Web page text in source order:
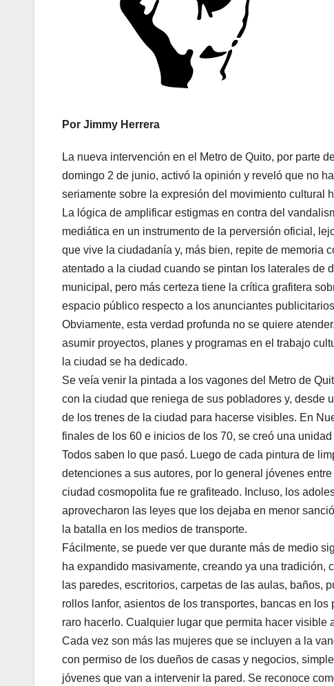
Por Jimmy Herrera
La nueva intervención en el Metro de Quito, por parte
domingo 2 de junio, activó la opinión y reveló que no
seriamente sobre la expresión del movimiento cultural
La lógica de amplificar estigmas en contra del
mediática en un instrumento de la perversión oficial,
que vive la ciudadanía y, más bien, repite de memoria
atentado a la ciudad cuando se pintan los laterales de
municipal, pero más certeza tiene la crítica grafitera
espacio público respecto a los anunciantes
Obviamente, esta verdad profunda no se quiere
asumir proyectos, planes y programas en el trabajo
la ciudad se ha dedicado.
Se veía venir la pintada a los vagones del Metro de
con la ciudad que reniega de sus pobladores y, desde
de los trenes de la ciudad para hacerse visibles. En
finales de los 60 e inicios de los 70, se creó una
Todos saben lo que pasó. Luego de cada pintura de
detenciones a sus autores, por lo general jóvenes
ciudad cosmopolita fue re grafiteado. Incluso, los
aprovecharon las leyes que los dejaba en menor
la batalla en los medios de transporte.
Fácilmente, se puede ver que durante más de medio
ha expandido masivamente, creando ya una tradición,
las paredes, escritorios, carpetas de las aulas, baños,
rollos lanfor, asientos de los transportes, bancas en
raro hacerlo. Cualquier lugar que permita hacer visible
Cada vez son más las mujeres que se incluyen a la
con permiso de los dueños de casas y negocios,
jóvenes que van a intervenir la pared. Se reconoce